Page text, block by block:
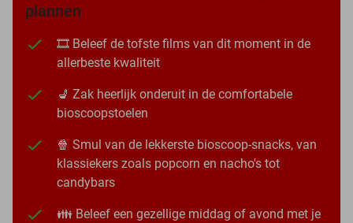
plannen
🎞️ Beleef de tofste films van dit moment in de
allerbeste kwaliteit
💺 Zak heerlijk onderuit in de comfortabele
bioscoopstoelen
🍿 Smul van de lekkerste bioscoop-snacks, van
klassiekers zoals popcorn en nacho's tot
candybars
👪 Beleef een gezellige middag of avond met je